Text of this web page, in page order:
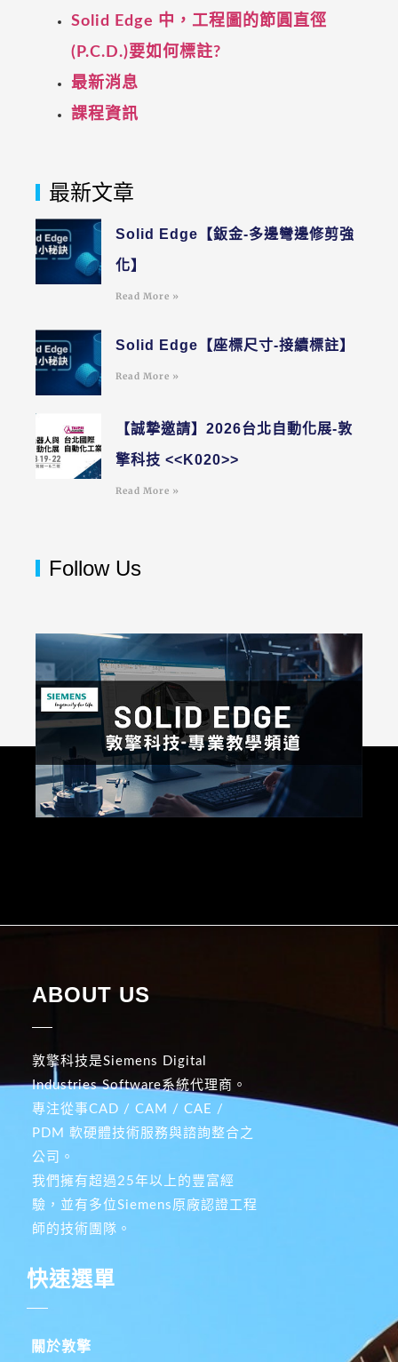
Solid Edge 中，工程圖的節圓直徑
(P.C.D.)要如何標註?
最新消息
課程資訊
最新文章
Solid Edge【鈑金-多邊彎邊修剪強
化】
Read More »
Solid Edge【座標尺寸-接續標註】
Read More »
【誠摯邀請】2026台北自動化展-敦
擎科技 <<K020>>
Read More »
Follow Us
ABOUT US
敦擎科技是Siemens Digital
Industries Software系統代理商。
專注從事CAD / CAM / CAE /
PDM 軟硬體技術服務與諮詢整合之
公司。
我們擁有超過25年以上的豐富經
驗，並有多位Siemens原廠認證工程
師的技術團隊。
快速選單
關於敦擎